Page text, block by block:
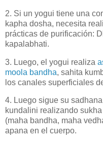
2. Si un yogui tiene una
kapha dosha, necesita
prácticas de purificación:
kapalabhati.
3. Luego, el yogui realiza
moola bandha, sahita
los canales superficiales
4. Luego sigue su
kundalini realizando
(maha bandha, maha
apana en el cuerpo.